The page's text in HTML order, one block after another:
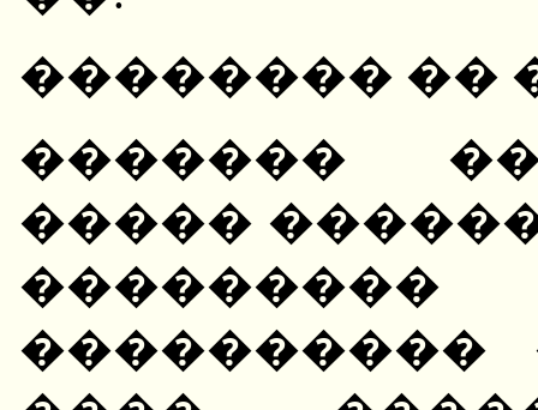
�������� ��
�������
�����
���������
����������